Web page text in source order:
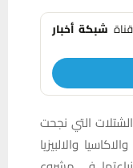
شبكة أخبار
التي نجحت
والالبيزيا